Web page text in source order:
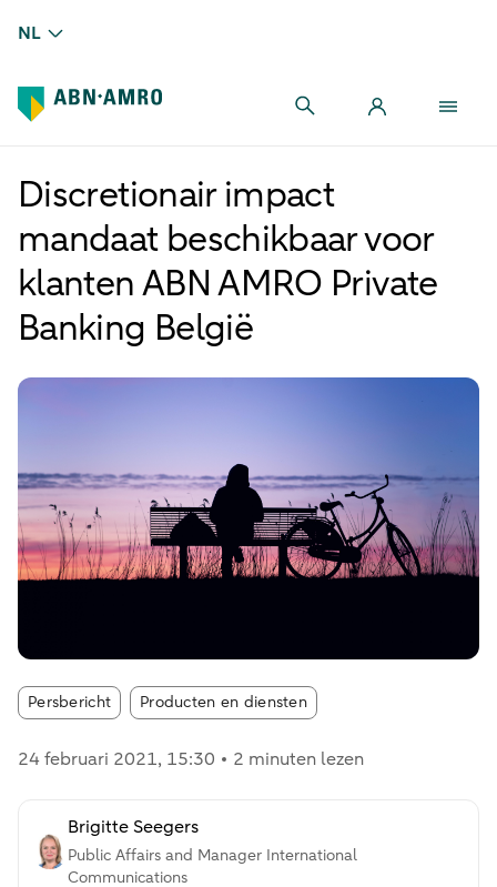
NL
Discretionair impact
mandaat beschikbaar voor
klanten ABN AMRO Private
Banking België
Persbericht Article tags:
Producten en diensten
24 februari 2021, 15:30 2 minuten lezen
Brigitte Seegers
Public Affairs and Manager International
Communications